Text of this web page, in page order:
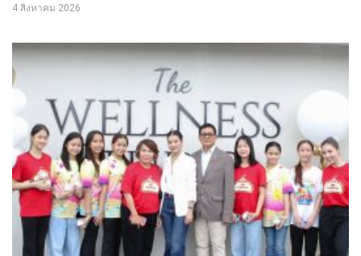
4 สิงหาคม 2026